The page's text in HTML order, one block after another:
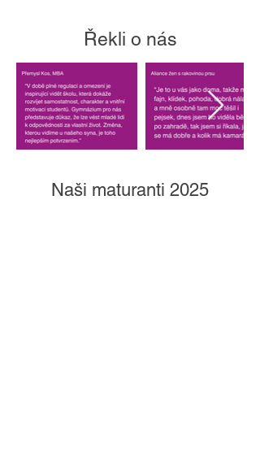
Řekli o nás
Naši maturanti 2025